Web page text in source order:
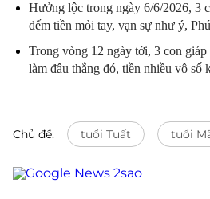
Hưởng lộc trong ngày 6/6/2026, 3
đếm tiền mỏi tay, vạn sự như ý,
Trong vòng 12 ngày tới, 3 con
làm đâu thắng đó, tiền nhiều vô số
Chủ đề: tuổi Tuất tuổi